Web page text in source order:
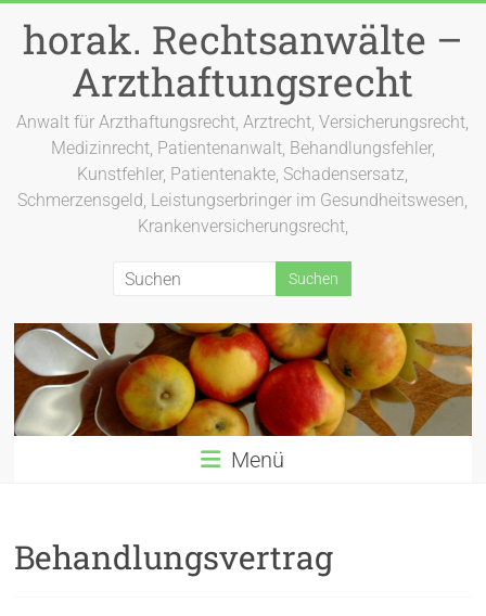
Inhalt
springen
horak. Rechtsanwälte –
Arzthaftungsrecht
Anwalt für Arzthaftungsrecht, Arztrecht, Versicherungsrecht,
Medizinrecht, Patientenanwalt, Behandlungsfehler,
Kunstfehler, Patientenakte, Schadensersatz,
Schmerzensgeld, Leistungserbringer im Gesundheitswesen,
Krankenversicherungsrecht,
Menü
Behandlungsvertrag